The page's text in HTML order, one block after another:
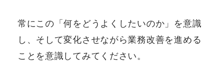
常にこの「何をどうよくしたいのか」を意識
し、そして変化させながら業務改善を進める
ことを意識してみてください。